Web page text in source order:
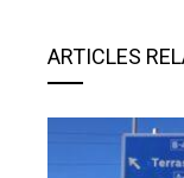
ARTICLES